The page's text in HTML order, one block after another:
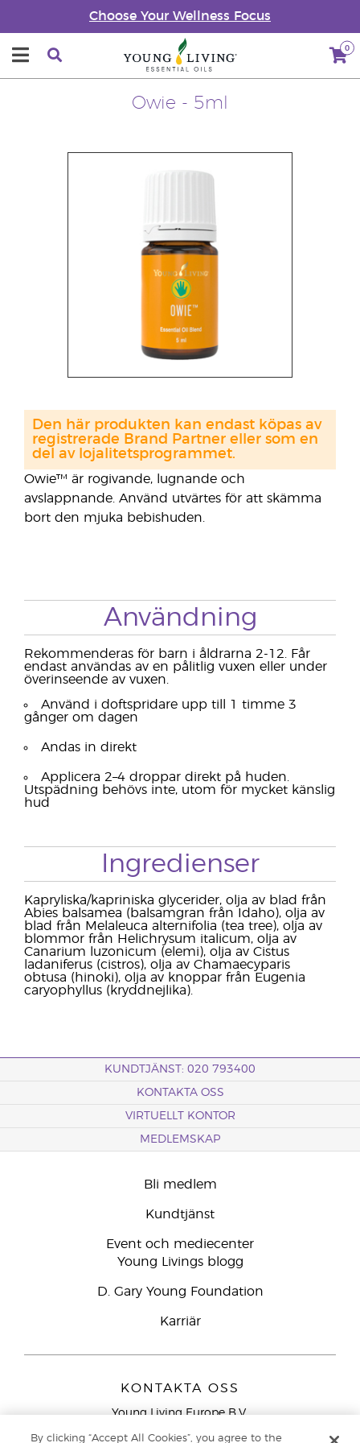
Choose Your Wellness Focus
0
Owie - 5ml
Owie™ är rogivande, lugnande och
avslappnande. Använd utvärtes för att skämma
bort den mjuka bebishuden.
Den här produkten kan endast köpas av
registrerade Brand Partner eller som en
del av lojalitetsprogrammet.
Användning
Rekommenderas för barn i åldrarna 2-12. Får
endast användas av en pålitlig vuxen eller under
överinseende av vuxen.
Använd i doftspridare upp till 1 timme 3
gånger om dagen
Andas in direkt
Applicera 2–4 droppar direkt på huden.
Utspädning behövs inte, utom för mycket känslig
hud
Ingredienser
Kapryliska/kapriniska glycerider, olja av blad från
Abies balsamea (balsamgran från Idaho), olja av
blad från Melaleuca alternifolia (tea tree), olja av
blommor från Helichrysum italicum, olja av
Canarium luzonicum (elemi), olja av Cistus
ladaniferus (cistros), olja av Chamaecyparis
obtusa (hinoki), olja av knoppar från Eugenia
caryophyllus (kryddnejlika).
KUNDTJÄNST: 020 793400
KONTAKTA OSS
VIRTUELLT KONTOR
MEDLEMSKAP
Bli medlem
Kundtjänst
Event och mediecenter
Young Livings blogg
D. Gary Young Foundation
Karriär
KONTAKTA OSS
Young Living Europe B.V.
By clicking “Accept All Cookies”, you agree to the